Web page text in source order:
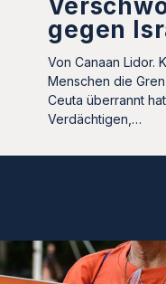
gegen
Von Canaan Lidor.
Menschen die
Ceuta überrannt
Verdächtigen,…